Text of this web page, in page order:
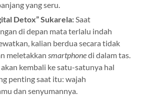
yang seru.
Detox” Sukarela:Saat
di depan mata terlalu indah
kalian berdua secara tidak
meletakkan smartphonedi dalam tas.
kembali ke satu-satunya hal
penting saat itu: wajah
dan senyumannya.